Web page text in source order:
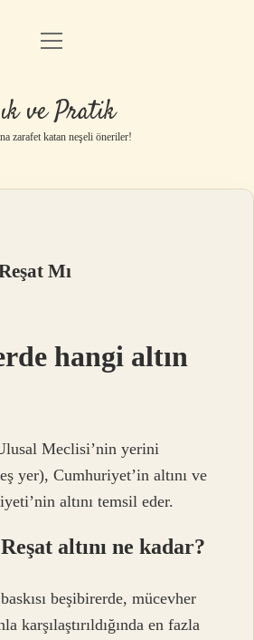
Anasayfa
Yasal Uyarı
menüyü
ve Pratik
zarafet katan neşeli öneriler!
Mı
hangi altın
Meclisi’nin yerini
yer), Cumhuriyet’in altını ve
altını temsil eder.
altını ne kadar?
beşibirerde, mücevher
karşılaştırıldığında en fazla